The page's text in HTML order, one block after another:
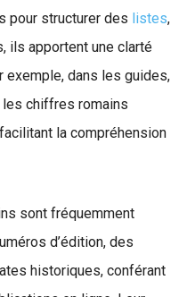
pour structurer des listes,
ils apportent une clarté
exemple, dans les guides,
chiffres romains
la compréhension
sont fréquemment
d’édition, des
historiques, conférant